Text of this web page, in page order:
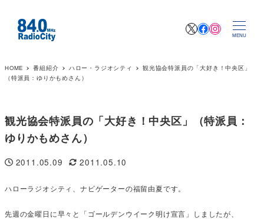
XFacebook
MENU
HOME 番組紹介 ハロー・ラジオシティ
観光協会特派員の「大好き！中央区」
（特派員：ゆりかもめさん）
観光協会特派員の「大好き！中央区」（特派員：
ゆりかもめさん）
投稿日
2011.05.09
更新日
2011.05.10
ハローラジオシティ、ナビゲーターの福留由夏です。
先週の金曜日に早々と「ゴールデンウイーク明け宣言」しましたが、